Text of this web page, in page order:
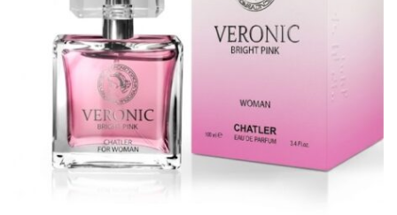
BOLSOS Y MONEDEROS
CALZADO
COMPLEMENTOS
TECNOLOGIA